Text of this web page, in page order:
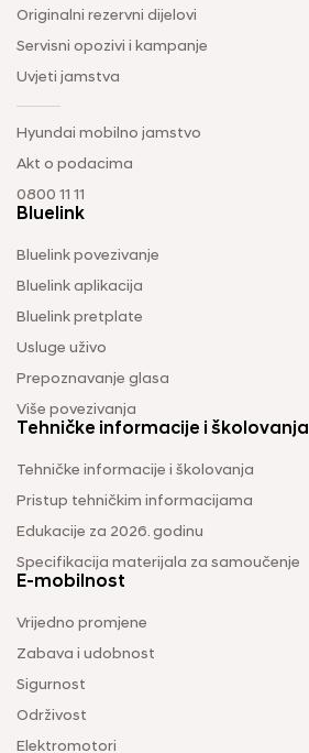
Originalni rezervni dijelovi
Servisni opozivi i kampanje
Uvjeti jamstva
Hyundai mobilno jamstvo
Akt o podacima
0800 11 11
Bluelink
Bluelink povezivanje
Bluelink aplikacija
Bluelink pretplate
Usluge uživo
Prepoznavanje glasa
Više povezivanja
Tehničke informacije i školovanja
Tehničke informacije i školovanja
Pristup tehničkim informacijama
Edukacije za 2026. godinu
Specifikacija materijala za samoučenje
E-mobilnost
Vrijedno promjene
Zabava i udobnost
Sigurnost
Održivost
Elektromotori